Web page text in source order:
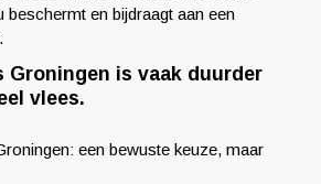
beschermt en bijdraagt aan een
Groningen is vaak duurder
vlees.
een bewuste keuze, maar